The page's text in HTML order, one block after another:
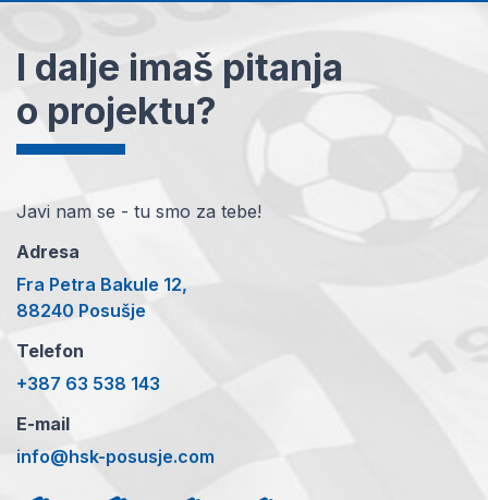
I dalje imaš pitanja
o projektu?
Javi nam se - tu smo za tebe!
Adresa
Fra Petra Bakule 12,
88240 Posušje
Telefon
+387 63 538 143
E-mail
info@hsk-posusje.com